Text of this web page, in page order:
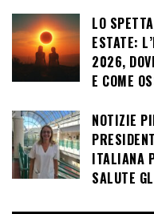
LO
ESTATE:
2026,
E COME
NOTIZIE
ITALIANA
SALUTE